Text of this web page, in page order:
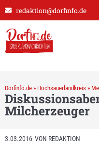
redaktion@dorfinfo.de
Dorfinfo.de » Hochsauerlandkreis »
Milcherzeuger
3.03.2016 VON REDAKTION